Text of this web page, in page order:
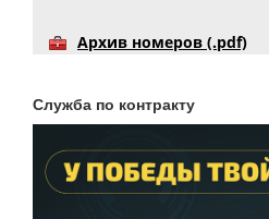
Архив номеров (.pdf)
Служба по контракту